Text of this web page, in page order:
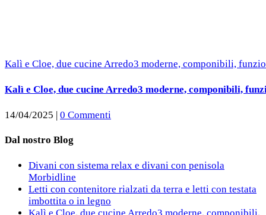
Kalì e Cloe, due cucine Arredo3 moderne, componibili,
Kalì e Cloe, due cucine Arredo3 moderne, componibili,
14/04/2025 | 0 Commenti
Dal nostro Blog
Divani con sistema relax e divani con penisola
Morbidline
Letti con contenitore rialzati da terra e letti con testata
imbottita o in legno